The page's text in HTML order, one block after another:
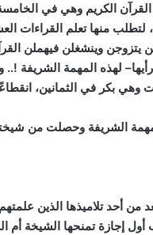
الكريم وهي في
لتطلب منها تعلم القراءات
يتزوجن وينشغلن فيهملن
لهذه المهمة
وهي بكر في الثمانين،
الشريفة وحصلت من
أحد تلاميذها الذين
إجازة تمنحها الشيخة أم